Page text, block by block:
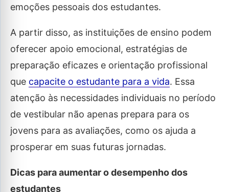
emoções pessoais dos estudantes.
A partir disso, as instituições de ensino podem
oferecer apoio emocional, estratégias de
preparação eficazes e orientação profissional
que capacite o estudante para a vida. Essa
atenção às necessidades individuais no período
de vestibular não apenas prepara para os
jovens para as avaliações, como os ajuda a
prosperar em suas futuras jornadas.
Dicas para aumentar o desempenho dos
estudantes